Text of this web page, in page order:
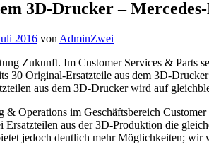
3D-Drucker –
2016 von AdminZwei
Zukunft. Im Customer Services & Parts
30 Original-Ersatzteile aus dem 3D-
aus dem 3D-Drucker wird auf
Operations im Geschäftsbereich
Ersatzteilen aus der 3D-Produktion die
jedoch deutlich mehr Möglichkeiten;